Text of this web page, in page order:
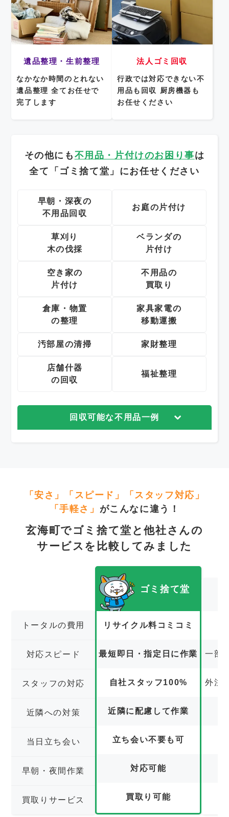
遺品整理・生前整理
なかなか時間のとれない
遺品整理 全てお任せで
完了します
法人ゴミ回収
行政では対応できない不
用品も回収 厨房機器も
お任せください
その他にも 不用品・片付けのお困り事は
全て「ゴミ捨て堂」にお任せください
早朝・深夜の
不用品回収
お庭の片付け
草刈り
木の伐採
ベランダの
片付け
空き家の
片付け
不用品の
買取り
倉庫・物置
の整理
家具家電の
移動運搬
汚部屋の清掃 家財整理
店舗什器
の回収
福祉整理
回収可能な不用品一例
「安さ」「スピード」「スタッフ対応」
「手軽さ」 がこんなに違う！
玄海町でゴミ捨て堂と他社さんの
サービスを比較してみました
トータルの費用
対応スピード
スタッフの対応
近隣への対策
当日立ち会い
早朝・夜間作業
買取りサービス
ゴミ捨て堂
リサイクル料コミコミ
最短即日・指定日に作業
自社スタッフ100%
近隣に配慮して作業
立ち会い不要も可
対応可能
買取り可能
一部
外注